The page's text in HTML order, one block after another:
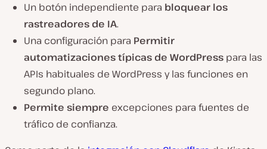
Un botón independiente para bloquear los
rastreadores de IA.
Una configuración para Permitir
automatizaciones típicas de WordPress para las
APIs habituales de WordPress y las funciones en
segundo plano.
Permite siempre excepciones para fuentes de
tráfico de confianza.